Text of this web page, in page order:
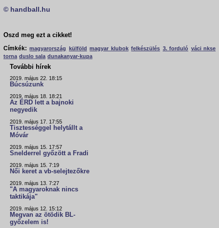
© handball.hu
Oszd meg ezt a cikket!
Címkék: magyarország külföld magyar klubok felkészülés 3. forduló váci nkse
torna duslo sala dunakanyar-kupa
További hírek
2019. május 22. 18:15
Búcsúzunk
2019. május 18. 18:21
Az ÉRD lett a bajnoki
negyedik
2019. május 17. 17:55
Tisztességgel helytállt a
Móvár
2019. május 15. 17:57
Snelderrel győzött a Fradi
2019. május 15. 7:19
Női keret a vb-selejtezőkre
2019. május 13. 7:27
"A magyaroknak nincs
taktikája"
2019. május 12. 15:12
Megvan az ötödik BL-
győzelem is!